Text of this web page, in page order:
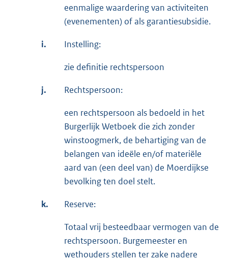
eenmalige waardering van activiteiten
(evenementen) of als garantiesubsidie.
i. Instelling:
zie definitie rechtspersoon
j. Rechtspersoon:
een rechtspersoon als bedoeld in het
Burgerlijk Wetboek die zich zonder
winstoogmerk, de behartiging van de
belangen van ideële en/of materiële
aard van (een deel van) de Moerdijkse
bevolking ten doel stelt.
k. Reserve:
Totaal vrij besteedbaar vermogen van de
rechtspersoon. Burgemeester en
wethouders stellen ter zake nadere